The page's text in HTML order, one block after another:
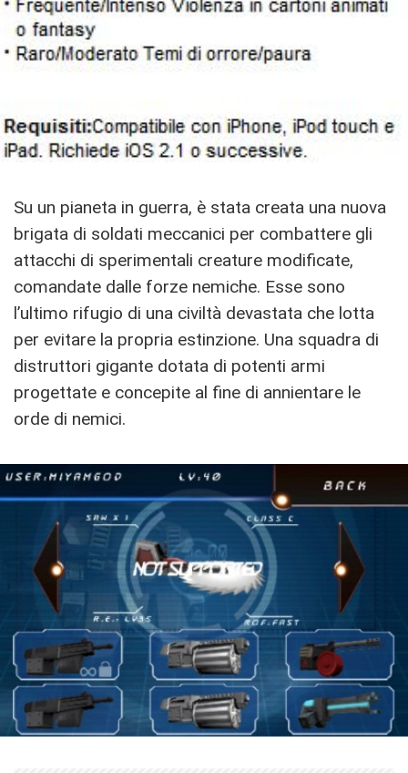
Su un pianeta in guerra, è stata creata una nuova
brigata di soldati meccanici per combattere gli
attacchi di sperimentali creature modificate,
comandate dalle forze nemiche. Esse sono
l’ultimo rifugio di una civiltà devastata che lotta
per evitare la propria estinzione. Una squadra di
distruttori gigante dotata di potenti armi
progettate e concepite al fine di annientare le
orde di nemici.